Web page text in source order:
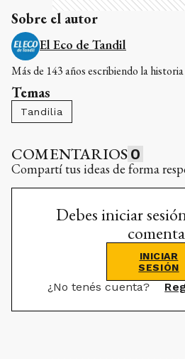
Sobre el autor
El Eco de Tandil
Más de 143 años escribiendo la
Temas
Tandilia
COMENTARIOS 0
Compartí tus ideas de forma
Debes iniciar
INICIAR
SESIÓN
¿No tenés cuenta?